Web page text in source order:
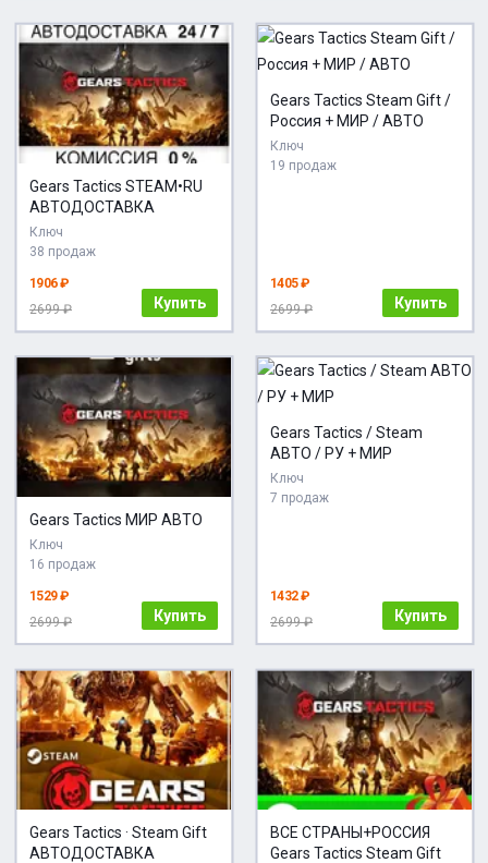
Gears Tactics STEAM•RU
АВТОДОСТАВКА
Ключ
38 продаж
1906 ₽
2699 ₽
Купить
Gears Tactics Steam Gift /
Россия + МИР / АВТО
Ключ
19 продаж
1405 ₽
2699 ₽
Купить
Gears Tactics МИР АВТО
Ключ
16 продаж
1529 ₽
2699 ₽
Купить
Gears Tactics / Steam
АВТО / РУ + МИР
Ключ
7 продаж
1432 ₽
2699 ₽
Купить
Gears Tactics · Steam Gift
АВТОДОСТАВКА
ВСЕ СТРАНЫ+РОССИЯ
Gears Tactics Steam Gift